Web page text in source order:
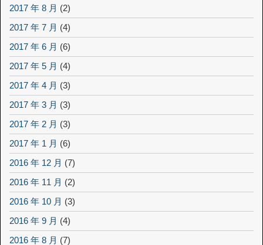
2017 年 8 月 (2)
2017 年 7 月 (4)
2017 年 6 月 (6)
2017 年 5 月 (4)
2017 年 4 月 (3)
2017 年 3 月 (3)
2017 年 2 月 (3)
2017 年 1 月 (6)
2016 年 12 月 (7)
2016 年 11 月 (2)
2016 年 10 月 (3)
2016 年 9 月 (4)
2016 年 8 月 (7)